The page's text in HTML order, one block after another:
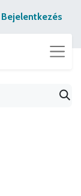
Bejelentkezés